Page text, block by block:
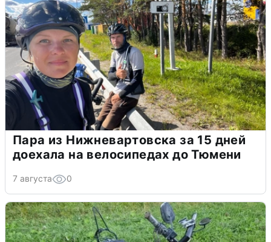
Пара из Нижневартовска за 15 дней
доехала на велосипедах до Тюмени
7 августа 0